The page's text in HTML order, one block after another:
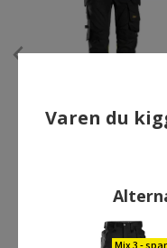
Snickers
1.019,00 kr.
Varen du